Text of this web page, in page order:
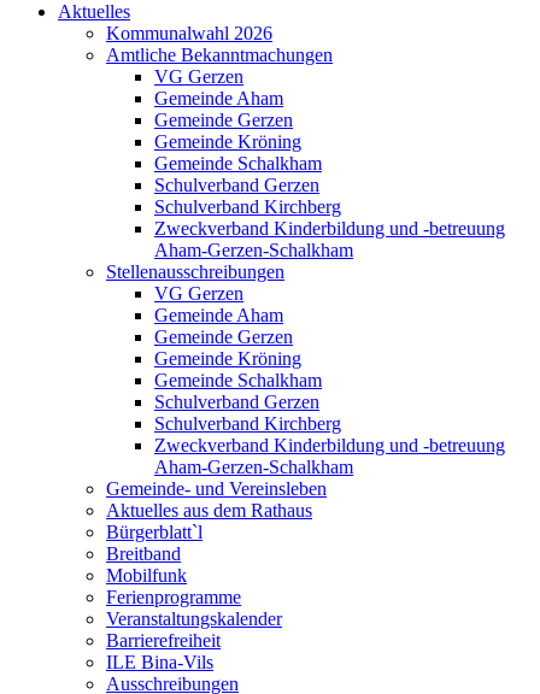
Aktuelles
Kommunalwahl 2026
Amtliche Bekanntmachungen
VG Gerzen
Gemeinde Aham
Gemeinde Gerzen
Gemeinde Kröning
Gemeinde Schalkham
Schulverband Gerzen
Schulverband Kirchberg
Zweckverband Kinderbildung und -betreuung
Aham-Gerzen-Schalkham
Stellenausschreibungen
VG Gerzen
Gemeinde Aham
Gemeinde Gerzen
Gemeinde Kröning
Gemeinde Schalkham
Schulverband Gerzen
Schulverband Kirchberg
Zweckverband Kinderbildung und -betreuung
Aham-Gerzen-Schalkham
Gemeinde- und Vereinsleben
Aktuelles aus dem Rathaus
Bürgerblatt`l
Breitband
Mobilfunk
Ferienprogramme
Veranstaltungskalender
Barrierefreiheit
ILE Bina-Vils
Ausschreibungen